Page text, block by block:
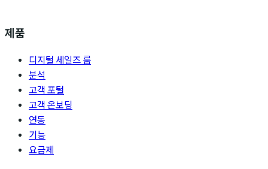
제품
디지털 세일즈 룸
분석
고객 포털
고객 온보딩
연동
기능
요금제